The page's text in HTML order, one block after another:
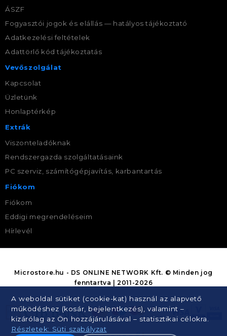
ÁSZF
Fogyasztói jogok és elállás — hatályos tájékoztató
Adatkezelési feltételek
Adattörlő kód tájékoztatás
Vevőszolgálat
Kapcsolat
Üzletünk
Honlaptérkép
Extrák
Viszonteladóknak
Rendszergazda szolgáltatásaink
PC szerviz, számítógépjavítás, karbantartás
Fiókom
Fiókom
Eddigi megrendeléseim
Hírlevél
A weboldal sütiket (cookie-kat) használ az alapvető
működéshez (kosár, bejelentkezés), valamint –
kizárólag az Ön hozzájárulásával – statisztikai célokra.
Részletek: Süti szabályzat
Microstore.hu - DS ONLINE NETWORK Kft. © Minden jog
fenntartva | 2011-2026